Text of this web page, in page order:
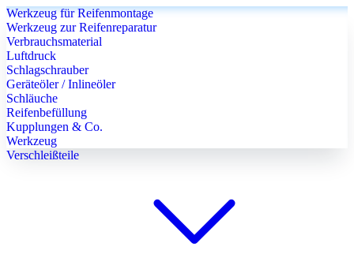
Werkzeug für Reifenmontage
Werkzeug zur Reifenreparatur
Verbrauchsmaterial
Luftdruck
Schlagschrauber
Geräteöler / Inlineöler
Schläuche
Reifenbefüllung
Kupplungen & Co.
Werkzeug
Verschleißteile